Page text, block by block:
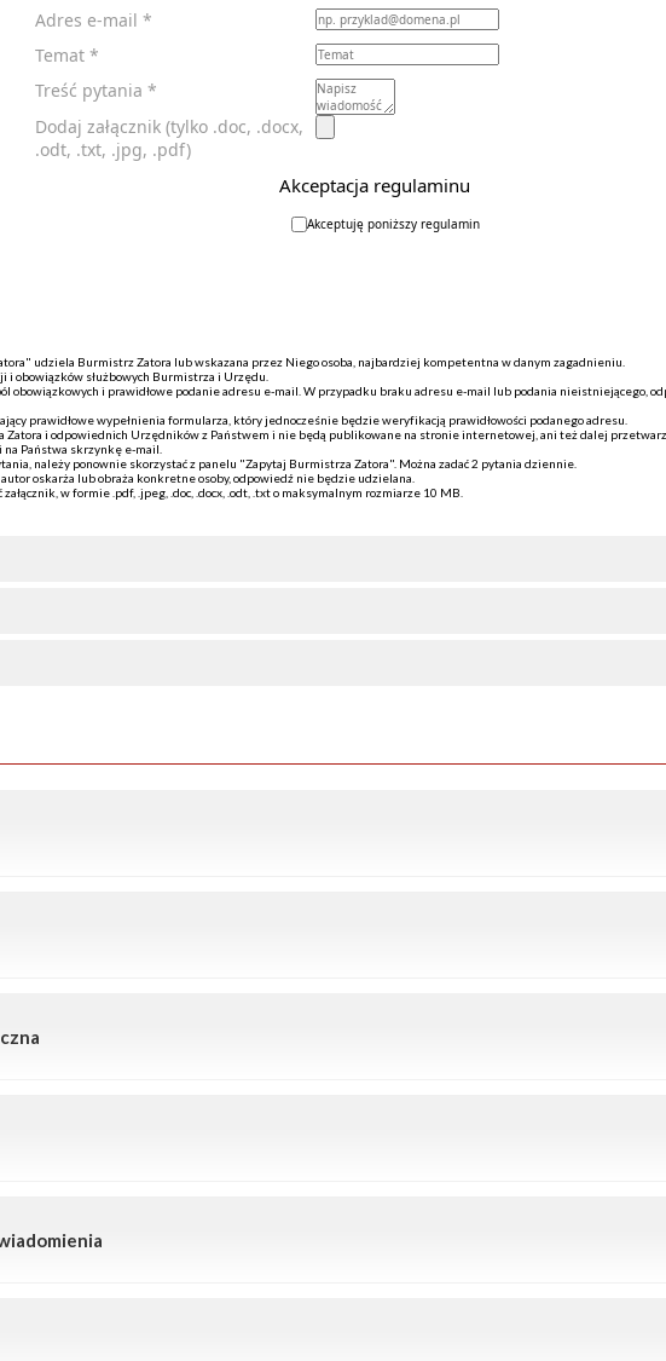
Adres e-mail *
Temat *
Treść pytania *
Dodaj załącznik (tylko .doc, .docx,
.odt, .txt, .jpg, .pdf)
Akceptacja regulaminu
Akceptuję poniższy regulamin
udziela Burmistrz Zatora lub wskazana przez Niego osoba, najbardziej kompetentna w danym zagadnieniu.
i obowiązków służbowych Burmistrza i Urzędu.
obowiązkowych i prawidłowe podanie adresu e-mail. W przypadku braku adresu e-mail lub podania nieistniejącego,
prawidłowe wypełnienia formularza, który jednocześnie będzie weryfikacją prawidłowości podanego adresu.
Zatora i odpowiednich Urzędników z Państwem i nie będą publikowane na stronie internetowej, ani też dalej
Państwa skrzynkę e-mail.
należy ponownie skorzystać z panelu "Zapytaj Burmistrza Zatora". Można zadać 2 pytania dziennie.
oskarża lub obraża konkretne osoby, odpowiedź nie będzie udzielana.
w formie .pdf, .jpeg, .doc, .docx, .odt, .txt o maksymalnym rozmiarze 10 MB.